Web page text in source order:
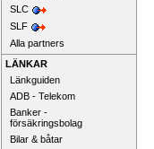
SLC
SLF
Alla partners
LÄNKAR
Länkguiden
ADB - Telekom
Banker -
försäkringsbolag
Bilar & båtar